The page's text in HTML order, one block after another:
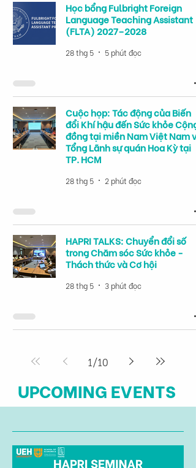
Học bổng Fulbright Foreign
Language Teaching Assistant
(FLTA) 2027–2028
28 thg 5 5 phút đọc
Cuộc họp: Tác động của Biến
đổi Khí hậu đến Sức khỏe Cộng
đồng tại miền Nam Việt Nam
Tổng Lãnh sự quán Hoa Kỳ tại
TP. HCM
28 thg 5 2 phút đọc
HAPRI TALKS: Chuyển đổi số
trong Chăm sóc Sức khỏe -
Thách thức và Cơ hội
28 thg 5 3 phút đọc
1 /10
UPCOMING EVENTS